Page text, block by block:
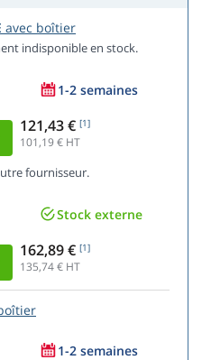
avec boîtier
indisponible en stock.
1-2 semaines
121,43 € [1]
101,19€ HT
fournisseur.
Stock externe
162,89 € [1]
135,74€ HT
1-2 semaines